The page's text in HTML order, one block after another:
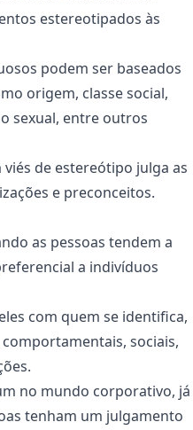
estereotipados às
podem ser baseados
origem, classe social,
sexual, entre outros
de estereótipo julga as
e preconceitos.
as pessoas tendem a
a indivíduos
com quem se identifica,
sociais,
no mundo corporativo, já
tenham um julgamento